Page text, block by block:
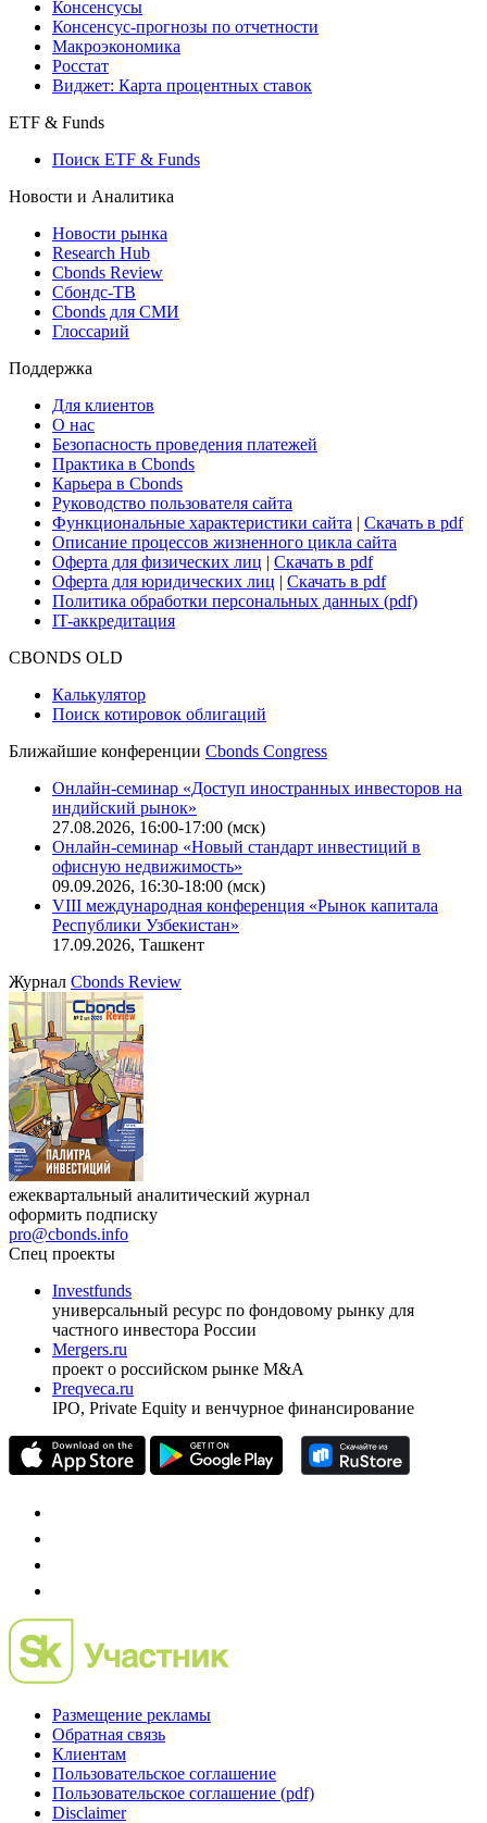
Консенсусы
Консенсус-прогнозы по отчетности
Макроэкономика
Росстат
Виджет: Карта процентных ставок
ETF & Funds
Поиск ETF & Funds
Новости и Аналитика
Новости рынка
Research Hub
Cbonds Review
Сбондс-ТВ
Cbonds для СМИ
Глоссарий
Поддержка
Для клиентов
О нас
Безопасность проведения платежей
Практика в Cbonds
Карьера в Cbonds
Руководство пользователя сайта
Функциональные характеристики сайта | Скачать в pdf
Описание процессов жизненного цикла сайта
Оферта для физических лиц | Скачать в pdf
Оферта для юридических лиц | Скачать в pdf
Политика обработки персональных данных (pdf)
IT-аккредитация
CBONDS OLD
Калькулятор
Поиск котировок облигаций
Ближайшие конференции Cbonds Congress
Онлайн-семинар «Доступ иностранных инвесторов на
индийский рынок»
27.08.2026, 16:00-17:00 (мск)
Онлайн-семинар «Новый стандарт инвестиций в
офисную недвижимость»
09.09.2026, 16:30-18:00 (мск)
VIII международная конференция «Рынок капитала
Республики Узбекистан»
17.09.2026, Ташкент
Журнал Cbonds Review
ежеквартальный аналитический журнал
оформить подписку
pro@cbonds.info
Спец проекты
Investfunds
универсальный ресурс по фондовому рынку для
частного инвестора России
Mergers.ru
проект о российском рынке M&A
Preqveca.ru
IPO, Private Equity и венчурное финансирование
Размещение рекламы
Обратная связь
Клиентам
Пользовательское соглашение
Пользовательское соглашение (pdf)
Disclaimer